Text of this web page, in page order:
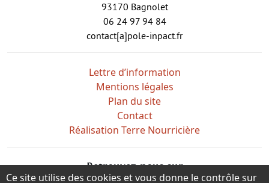
93170 Bagnolet
06 24 97 94 84
contact[a]pole-inpact.fr
Lettre d’information
Mentions légales
Plan du site
Contact
Réalisation Terre Nourricière
Retrouvez-nous sur
Ce site utilise des cookies et vous donne le contrôle sur